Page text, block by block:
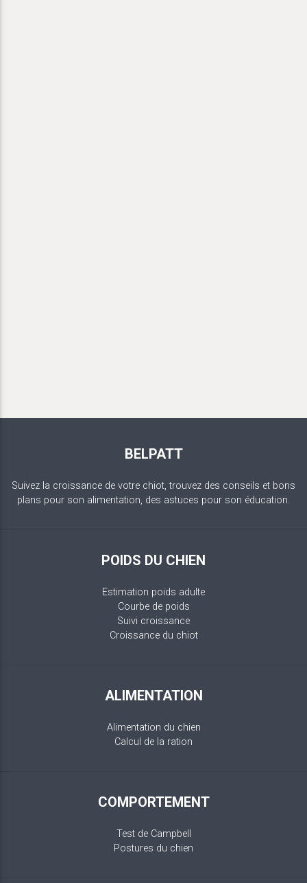
BELPATT
Suivez la croissance de votre chiot, trouvez des conseils et bons
plans pour son alimentation, des astuces pour son éducation.
POIDS DU CHIEN
Estimation poids adulte
Courbe de poids
Suivi croissance
Croissance du chiot
ALIMENTATION
Alimentation du chien
Calcul de la ration
COMPORTEMENT
Test de Campbell
Postures du chien